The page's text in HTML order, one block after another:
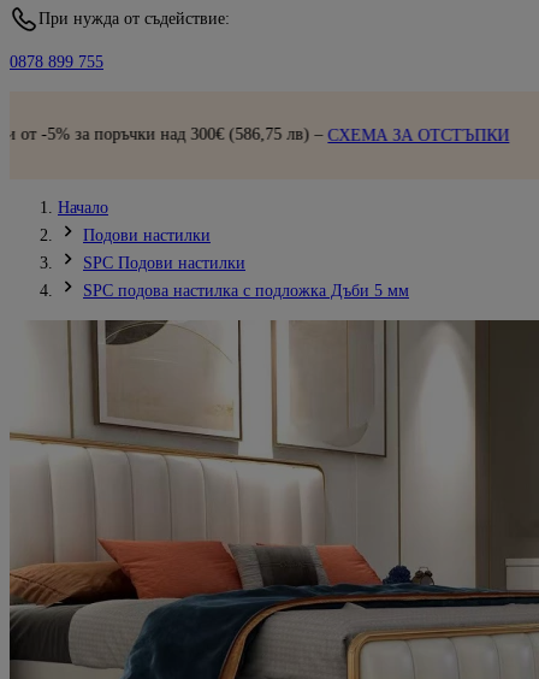
При нужда от съдействие:
0878 899 755
лв) –СХЕМА ЗА ОТСТЪПКИ Бърза доставка |
Начало
Подови настилки
SPC Подови настилки
SPC подова настилка с подложка Дъби 5 мм